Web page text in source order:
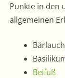
Punkte in den
allgemeinen
Bärlauch
Beifuß